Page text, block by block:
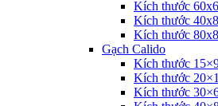
Kích thước
Kích thước
Kích thước
Gạch Calido
Kích thước
Kích thước
Kích thước